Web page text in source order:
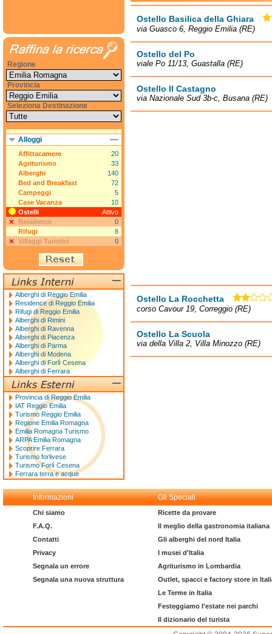
Ostello Basilica della Ghiara
via Guasco 6, Reggio Emilia (RE)
Ostello del Po
viale Po 11/13, Guastalla (RE)
Ostello Il Castagno
via Nazionale Sud 3b-c, Busana (RE)
Ostello La Rocchetta
corso Cavour 19, Correggio (RE)
Ostello La Scuola
via della Villa 2, Villa Minozzo (RE)
Regione
Provincia
Seleziona Destinazione
Alloggi
Affittacamere
20
Agriturismo
33
Alberghi
140
Bed and Breakfast
72
Campeggi
5
Case Vacanza
10
Ostelli
Attivo
Residence
0
Rifugi
8
Villaggi Turistici
0
Alberghi di Reggio Emilia
Residence di Reggio Emilia
Rifugi di Reggio Emilia
Alberghi di Rimini
Alberghi di Ravenna
Alberghi di Piacenza
Alberghi di Parma
Alberghi di Modena
Alberghi di Forlì Cesena
Alberghi di Ferrara
Provincia di Reggio Emilia
IAT Reggio Emilia
Turismo Reggio Emilia
Regione Emilia Romagna
Emilia Romagna Turismo
ARPA Emilia Romagna
Scoprire Ferrara
Turismo forlivese
Turismo Forlì Cesena
Ferrara terra e acque
Informazioni Gli Speciali
Chi siamo
F.A.Q.
Contatti
Privacy
Segnala un errore
Segnala una nuova struttura
Ricette da provare
Il meglio della gastronomia italiana
Gli alberghi del nord Italia
I musei d'Italia
Agriturismo in Lombardia
Outlet, spacci e factory store in
Le Terme in Italia
Festeggiamo l'estate nei parchi
Il dizionario del turista